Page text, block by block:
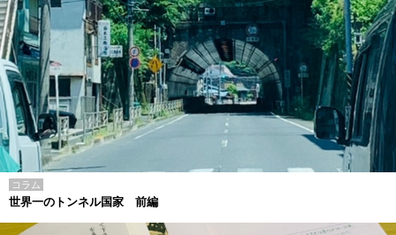
コラム
世界一のトンネル国家 前編